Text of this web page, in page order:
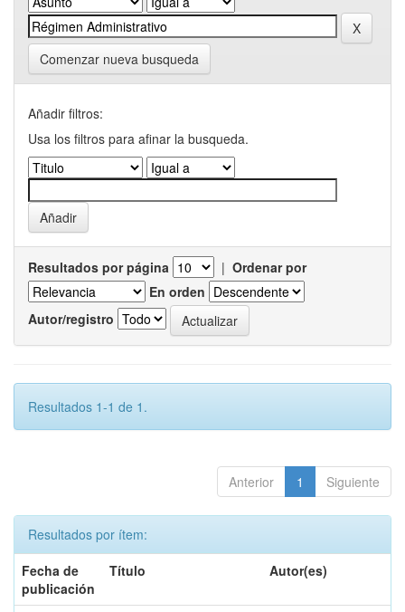
Comenzar nueva busqueda
Añadir filtros:
Usa los filtros para afinar la busqueda.
Resultados por página | Ordenar por
En orden
Autor/registro
Resultados 1-1 de 1.
Anterior 1 Siguiente
Resultados por ítem:
Fecha de
publicación
Título Autor(es)